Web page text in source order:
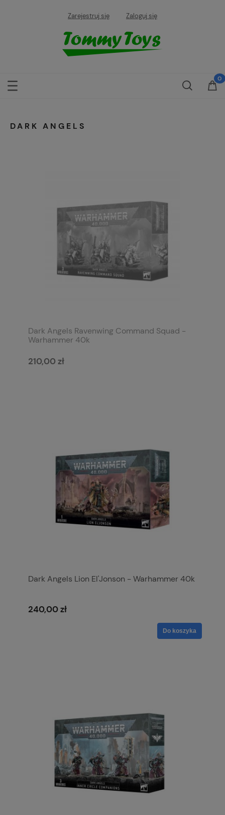
Zarejestruj się Zaloguj się
DARK ANGELS
Dark Angels Ravenwing Command Squad -
Warhammer 40k
210,00 zł
Dark Angels Lion El'Jonson - Warhammer 40k
240,00 zł
Do koszyka